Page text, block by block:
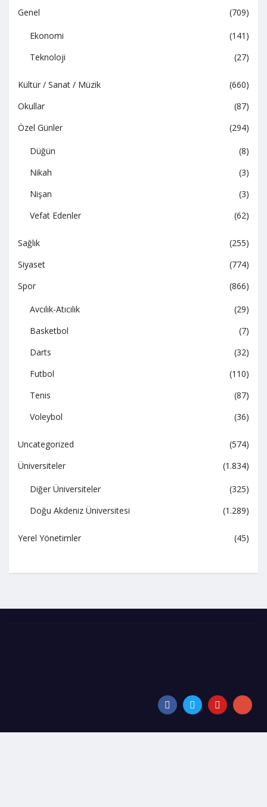
Genel
(709)
Ekonomi
(141)
Teknoloji
(27)
Kültür / Sanat / Müzik
(660)
Okullar
(87)
Özel Günler
(294)
Düğün
(8)
Nikah
(3)
Nişan
(3)
Vefat Edenler
(62)
Sağlık
(255)
Siyaset
(774)
Spor
(866)
Avcılık-Atıcılık
(29)
Basketbol
(7)
Darts
(32)
Futbol
(110)
Tenis
(87)
Voleybol
(36)
Uncategorized
(574)
Üniversiteler
(1.834)
Diğer Üniversiteler
(325)
Doğu Akdeniz Üniversitesi
(1.289)
Yerel Yönetimler (45)